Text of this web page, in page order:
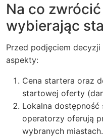
Na co
wybierając
Przed podjęciem
aspekty:
Cena startera oraz
startowej oferty
Lokalna
operatorzy oferują
wybranych miastach.